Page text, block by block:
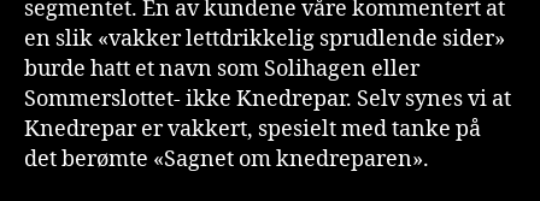
segmentet. En av kundene våre kommentert at
en slik «vakker lettdrikkelig sprudlende sider»
burde hatt et navn som Solihagen eller
Sommerslottet- ikke Knedrepar. Selv synes vi at
Knedrepar er vakkert, spesielt med tanke på
det berømte «Sagnet om knedreparen».